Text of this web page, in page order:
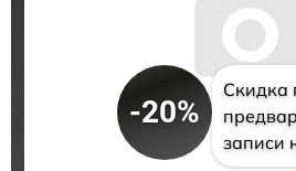
-20%
Скидка
записи